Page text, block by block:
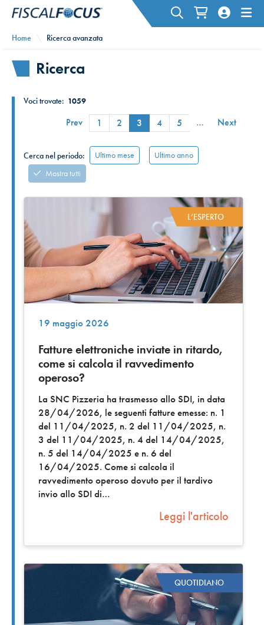
Home Ricerca avanzata
Ricerca
Voci trovate: 1059
Prev 1 2 3 4 5 … Next
Cerca nel periodo: Ultimo mese
Ultimo anno
Mostra tutti
L’ESPERTO
19 maggio 2026
Fatture elettroniche inviate in ritardo,
come si calcola il ravvedimento
operoso?
La SNC Pizzeria ha trasmesso allo SDI, in data
28/04/2026, le seguenti fatture emesse: n. 1
del 11/04/2025, n. 2 del 11/04/2025, n.
3 del 11/04/2025, n. 4 del 14/04/2025,
n. 5 del 14/04/2025 e n. 6 del
16/04/2025. Come si calcola il
ravvedimento operoso dovuto per il tardivo
invio allo SDI di
Leggi l'articolo
QUOTIDIANO